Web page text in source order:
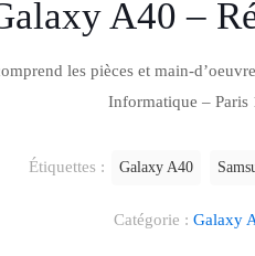
A40 –
les pièces et main-
Informatique – Paris
Catégorie : Galaxy
Étiquettes : Galaxy A40